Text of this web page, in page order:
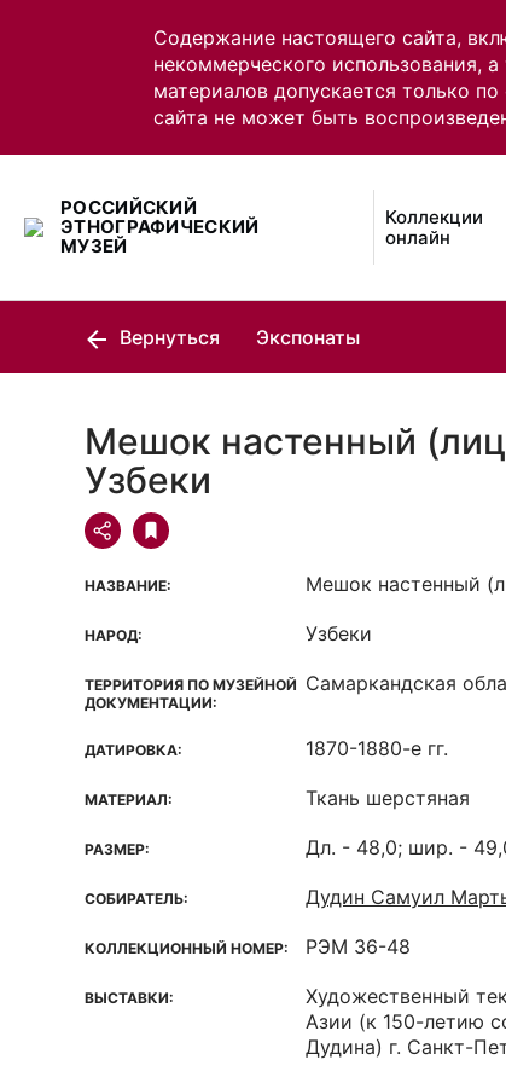
Содержание настоящего сайта,
некоммерческого использования,
материалов допускается только
сайта не может быть
РОССИЙСКИЙ
ЭТНОГРАФИЧЕСКИЙ
МУЗЕЙ
Коллекции
онлайн
Вернуться Экспонаты
Мешок настенный
Узбеки
НАЗВАНИЕ: Мешок настенный
НАРОД: Узбеки
ТЕРРИТОРИЯ ПО МУЗЕЙНОЙ
ДОКУМЕНТАЦИИ:
Самаркандская
ДАТИРОВКА: 1870-1880-е гг.
МАТЕРИАЛ: Ткань шерстяная
РАЗМЕР: Дл. - 48,0; шир. -
СОБИРАТЕЛЬ: Дудин Самуил
КОЛЛЕКЦИОННЫЙ НОМЕР: РЭМ 36-48
ВЫСТАВКИ:
Художественный
Азии (к 150-летию
Дудина) г. Санкт-